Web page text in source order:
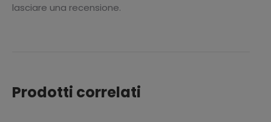
lasciare una recensione.
Prodotti correlati